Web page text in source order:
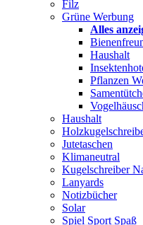
Filz
Grüne Werbung
Alles
Haushalt
Pflanzen
Haushalt
Jutetaschen
Klimaneutral
Kugelschreiber
Lanyards
Notizbücher
Solar
Spiel Sport Spaß